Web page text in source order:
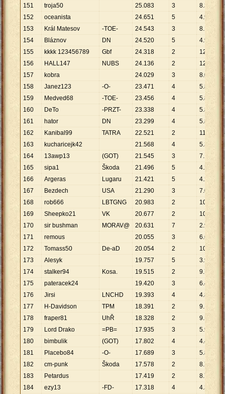
151
troja50 25.083 3 8.361
152
oceanista 24.651 5 4.930
153
Král Matesov -TOE- 24.543 3 8. 181
154
Bláznov DN 24.520 5 4.904
155
kkkk 123456789 Gbf 24.318 2 12
156
HALL147 NUBS 24.136 2 12 .068
157
kobra 24.029 3 8.010
158
Janez123 -O- 23.471 4 5.868
159
Medved68 -TOE- 23.456 4 5.864
160
DeTo -PRZT- 23.338 4 5.835
161
hator DN 23.299 4 5.825
162
Kanibal99 TATRA 22.521 2 11
163
kucharicejk42 21.568 4 5.392
164
13awp13 (GOT) 21.545 3 7. 182
165
sipa1 Škoda 21.496 5 4.299
166
Argeras Lugaru 21.421 5 4.284
167
Bezdech USA 21.290 3 7.097
168
rob666 LBTGNG 20.983 2 10
492
169
Sheepko21 VK 20.677 2 10 .339
170
sir bushman MORAV@ 20.631 7 2.947
171
remous 20.055 3 6.685
172
Tomass50 De-aD 20.054 2 10 .
173
Alesyk 19.757 5 3.951
174
stalker94 Kosa. 19.515 2 9.758
175
pateracek24 19.420 3 6.473
176
Jirsi LNCHD 19.393 4 4.848
177
H-Davidson TPM 18.391 2 9. 196
178
fraper81 UhŘ 18.328 2 9. 164
179
Lord Drako =PB= 17.935 3 5.978
180
bimbulik (GOT) 17.802 4 4.451
181
Placebo84 -O- 17.689 3 5.896
182
cm-punk Škoda 17.578 2 8.789
183
Petardus 17.419 2 8.710
184
ezy13 -FD- 17.318 4 4.330